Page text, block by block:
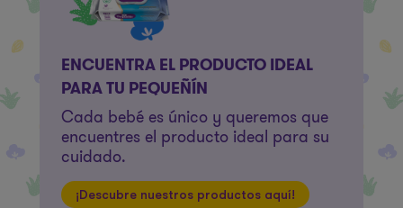
ENCUENTRA EL PRODUCTO IDEAL
PARA TU PEQUEÑÍN
Cada bebé es único y queremos que
encuentres el producto ideal para su
cuidado.
¡Descubre nuestros productos aquí!